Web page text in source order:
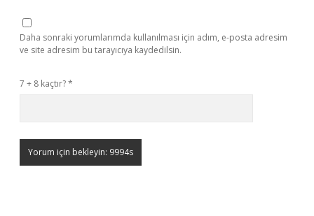
Daha sonraki yorumlarımda kullanılması için adım, e-posta adresim
ve site adresim bu tarayıcıya kaydedilsin.
7 + 8 kaçtır?*